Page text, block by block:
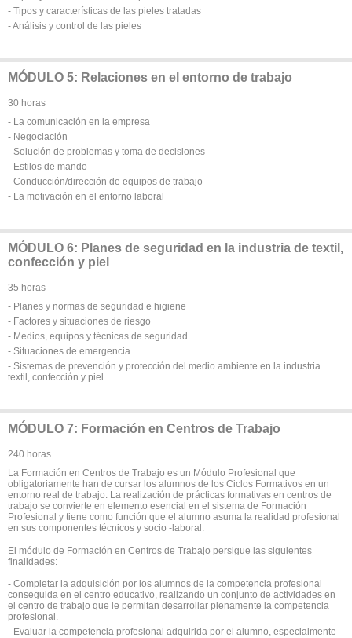
- Tipos y características de las pieles tratadas
- Análisis y control de las pieles
MÓDULO 5: Relaciones en el entorno de trabajo
30 horas
- La comunicación en la empresa
- Negociación
- Solución de problemas y toma de decisiones
- Estilos de mando
- Conducción/dirección de equipos de trabajo
- La motivación en el entorno laboral
MÓDULO 6: Planes de seguridad en la industria de textil,
confección y piel
35 horas
- Planes y normas de seguridad e higiene
- Factores y situaciones de riesgo
- Medios, equipos y técnicas de seguridad
- Situaciones de emergencia
- Sistemas de prevención y protección del medio ambiente en la industria
textil, confección y piel
MÓDULO 7: Formación en Centros de Trabajo
240 horas
La Formación en Centros de Trabajo es un Módulo Profesional que
obligatoriamente han de cursar los alumnos de los Ciclos Formativos en un
entorno real de trabajo. La realización de prácticas formativas en centros de
trabajo se convierte en elemento esencial en el sistema de Formación
Profesional y tiene como función que el alumno asuma la realidad profesional
en sus componentes técnicos y socio -laboral.
El módulo de Formación en Centros de Trabajo persigue las siguientes
finalidades:
- Completar la adquisición por los alumnos de la competencia profesional
conseguida en el centro educativo, realizando un conjunto de actividades en
el centro de trabajo que le permitan desarrollar plenamente la competencia
profesional.
- Evaluar la competencia profesional adquirida por el alumno, especialmente